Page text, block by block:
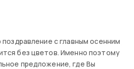
с главным осенним
без цветов. Именно поэтому
предложение, где Вы